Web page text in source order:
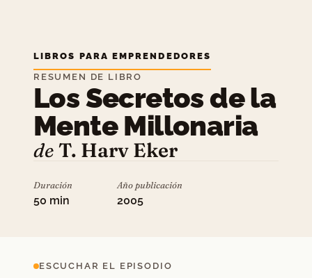
LIBROS PARA EMPRENDEDORES
RESUMEN DE LIBRO
Los Secretos de la
Mente Millonaria
de T. Harv Eker
Duración
50 min
Año publicación
2005
ESCUCHAR EL EPISODIO